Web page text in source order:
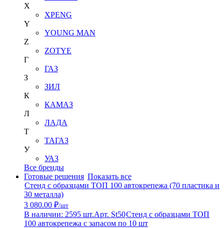
X
XPENG
Y
YOUNG MAN
Z
ZOTYE
Г
ГАЗ
З
ЗИЛ
К
КАМАЗ
Л
ЛАДА
Т
ТАГАЗ
У
УАЗ
Все бренды
Готовые решения Показать все
Стенд с образцами ТОП 100 автокрепежа (70 пластика и
30 металла)
3 080.00 ₽/шт
В наличии: 2595 шт.Арт. St50Стенд с образцами ТОП
100 автокрепежа с запасом по 10 шт